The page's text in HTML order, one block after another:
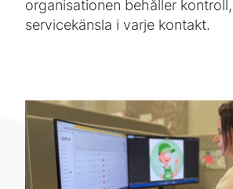
organisationen behåller
servicekänsla i varje kontakt.